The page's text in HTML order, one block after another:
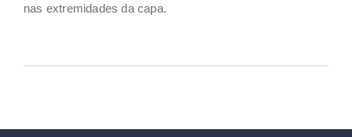
nas extremidades da capa.